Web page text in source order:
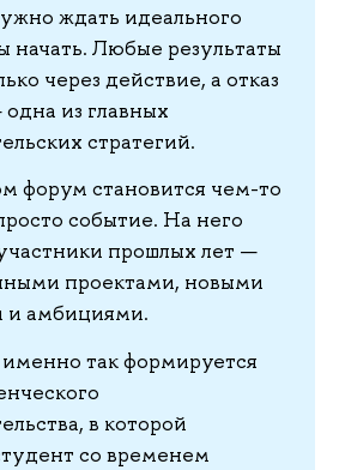
ждать идеального
начать. Любые результаты
через действие, а отказ
из главных
стратегий.
форум становится чем-то
событие. На него
прошлых лет —
проектами, новыми
и амбициями.
так формируется
в которой
со временем